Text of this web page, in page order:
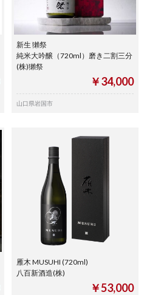
新生 獺祭
純米大吟醸（720ml）磨き二割三分
(株)獺祭
￥34,000
山口県岩国市
雁木 MUSUHI (720ml)
八百新酒造(株)
￥53,000